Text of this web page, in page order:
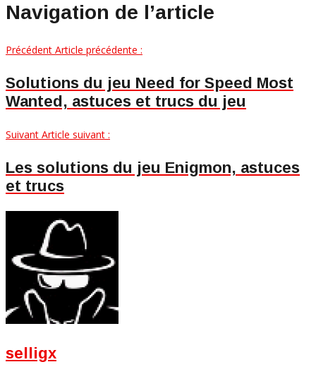
Navigation de l’article
Précédent Article précédente :
Solutions du jeu Need for Speed Most
Wanted, astuces et trucs du jeu
Suivant Article suivant :
Les solutions du jeu Enigmon, astuces
et trucs
selligx